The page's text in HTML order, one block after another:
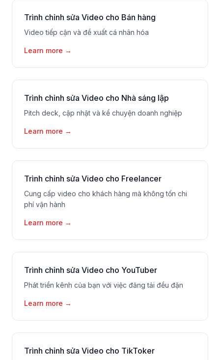
Trình chỉnh sửa Video cho Bán hàng
Video tiếp cận và đề xuất cá nhân hóa
Learn more →
Trình chỉnh sửa Video cho Nhà sáng lập
Pitch deck, cập nhật và kể chuyện doanh nghiệp
Learn more →
Trình chỉnh sửa Video cho Freelancer
Cung cấp video cho khách hàng mà không tốn chi
phí vận hành
Learn more →
Trình chỉnh sửa Video cho YouTuber
Phát triển kênh của bạn với việc đăng tải đều đặn
Learn more →
Trình chỉnh sửa Video cho TikToker